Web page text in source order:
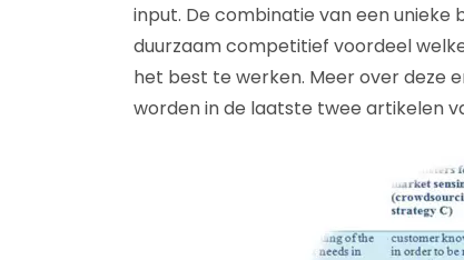
input. De combinatie van een
duurzaam competitief voordeel
het best te werken. Meer over deze
worden in de laatste twee artikelen